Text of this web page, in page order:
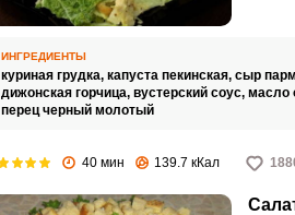
ИНГРЕДИЕНТЫ
куриная грудка, капуста пекинская, сыр
дижонская горчица, вустерский соус, масло
перец черный молотый
40 мин 139.7 кКал